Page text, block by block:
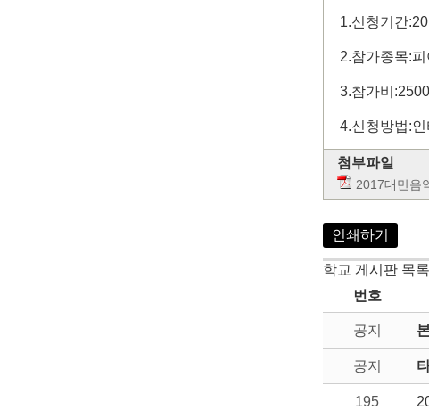
1.신청기간
2.참가종목:
3.참가비
4.신청방법:
첨부파일
2017대만음
인쇄하기
학교 게시판 목록
번호
공지
공지
195